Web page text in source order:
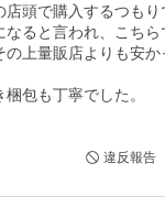
店頭で購入するつも
なると言われ、こち
の上量販店よりも安か
包も丁寧でした。
違反報告